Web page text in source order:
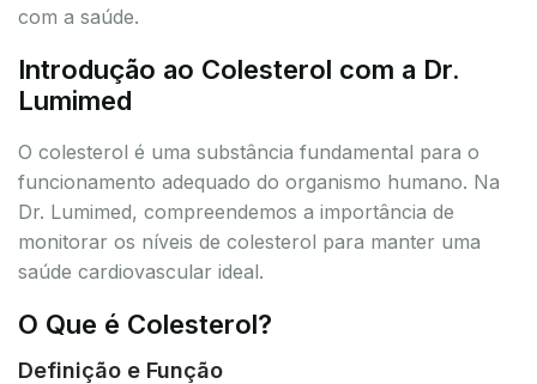
com a saúde.
Introdução ao Colesterol com a Dr.
Lumimed
O colesterol é uma substância fundamental para o
funcionamento adequado do organismo humano. Na
Dr. Lumimed, compreendemos a importância de
monitorar os níveis de colesterol para manter uma
saúde cardiovascular ideal.
O Que é Colesterol?
Definição e Função